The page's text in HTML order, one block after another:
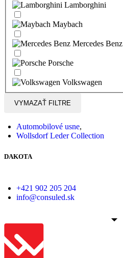
Lamborghini
Maybach
Mercedes Benz
Porsche
Volkswagen
VYMAZAŤ FILTRE
Automobilové usne,
Wollsdorf Leder Collection
DAKOTA
+421 902 205 204
info@consuled.sk